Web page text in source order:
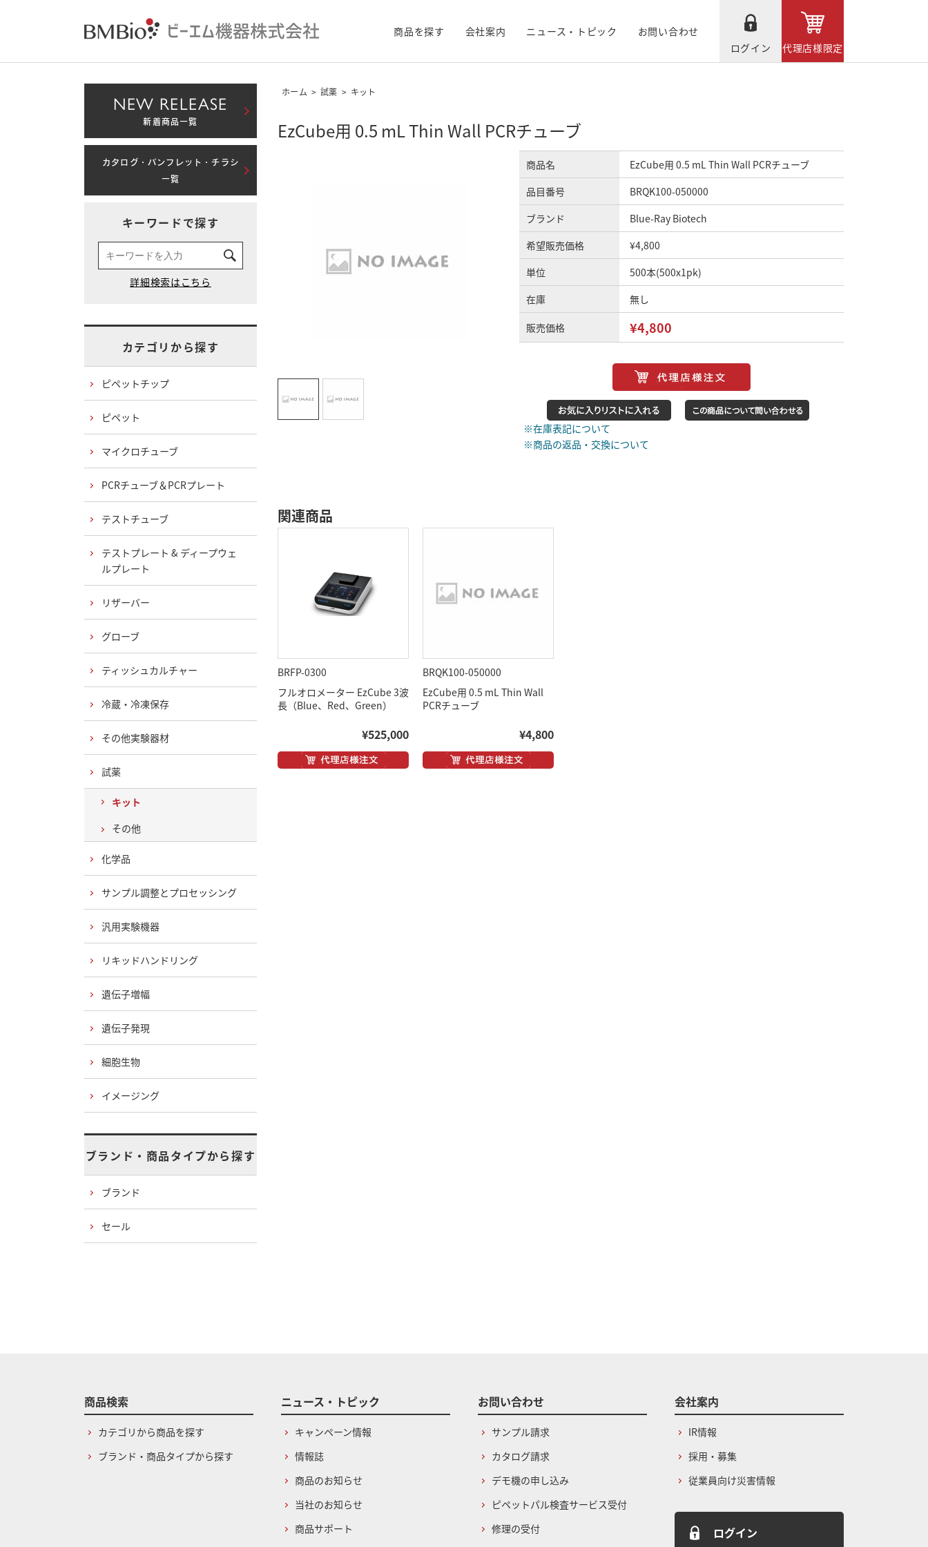
商品を探す 会社案内 ニュース・トピック
お問い合わせ
ログイン
代理店様限定
ホーム > 試薬 > キット
EzCube用 0.5 mL Thin Wall PCRチューブ
商品名
EzCube用 0.5 mL Thin Wall PCRチューブ
品目番号
BRQK100-050000
ブランド
Blue-Ray Biotech
希望販売価格
¥4,800
単位
500本(500x1pk)
在庫
無し
販売価格 ¥4,800
※在庫表記について
※商品の返品・交換について
関連商品
BRFP-0300
フルオロメーター EzCube 3波
長（Blue、Red、Green）
¥525,000
BRQK100-050000
EzCube用 0.5 mL Thin Wall
PCRチューブ
¥4,800
NEW RELEASE
新着商品一覧
カタログ・パンフレット・チラシ
一覧
キーワードで探す
カテゴリから探す
ピペットチップ
ピペット
マイクロチューブ
PCRチューブ＆PCRプレート
テストチューブ
テストプレート & ディープウェ
ルプレート
リザーバー
グローブ
ティッシュカルチャー
冷蔵・冷凍保存
その他実験器材
試薬
キット
その他
化学品
サンプル調整とプロセッシング
汎用実験機器
リキッドハンドリング
遺伝子増幅
遺伝子発現
細胞生物
イメージング
ブランド・商品タイプから探す
ブランド
セール
商品検索
カテゴリから商品を探す
ブランド・商品タイプから探す
ニュース・トピック
キャンペーン情報
情報誌
商品のお知らせ
当社のお知らせ
商品サポート
お問い合わせ
サンプル請求
カタログ請求
デモ機の申し込み
ピペットパル検査サービス受付
修理の受付
会社案内
IR情報
採用・募集
従業員向け災害情報
ログイン